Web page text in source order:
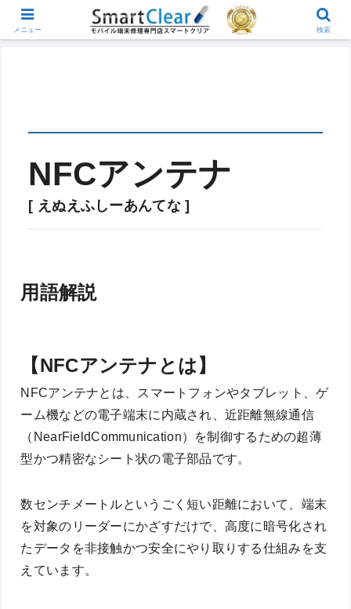
NFCアンテナ
[ えぬえふしーあんてな ]
用語解説
【NFCアンテナとは】
NFCアンテナとは、スマートフォンやタブレット、ゲ
ーム機などの電子端末に内蔵され、近距離無線通信
（NearFieldCommunication）を制御するための超薄
型かつ精密なシート状の電子部品です。
数センチメートルというごく短い距離において、端末
を対象のリーダーにかざすだけで、高度に暗号化され
たデータを非接触かつ安全にやり取りする仕組みを支
えています。
メニュー 検索